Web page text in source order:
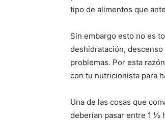
tipo de alimentos que
Sin embargo esto no es
deshidratación,
problemas. Por esta
con tu nutricionista para
Una de las cosas que
deberían pasar entre 1 ½